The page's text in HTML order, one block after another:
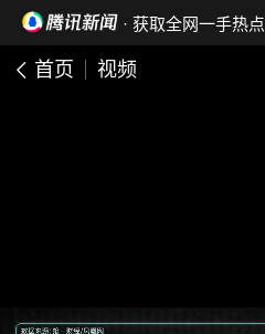
· 获取全网一手热点
首页 视频